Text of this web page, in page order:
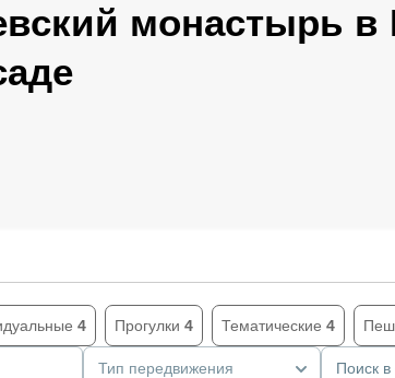
монастырь в
4 Прогулки 4 Тематические 4
Тип передвижения Поиск